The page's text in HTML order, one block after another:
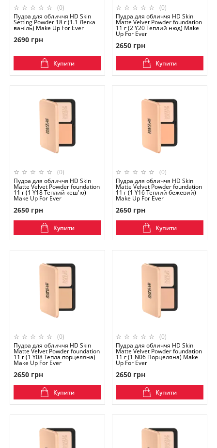
(0)
Пудра для обличчя HD Skin
Setting Powder 18 г (1.1 Легка
ваніль) Make Up For Ever
2690 грн
Купити
(0)
Пудра для обличчя HD Skin
Matte Velvet Powder foundation
11 г (2 Y20 Теплий нюд) Make
Up For Ever
2650 грн
Купити
(0)
Пудра для обличчя HD Skin
Matte Velvet Powder foundation
11 г (1 Y18 Теплий кеш'ю)
Make Up For Ever
2650 грн
Купити
(0)
Пудра для обличчя HD Skin
Matte Velvet Powder foundation
11 г (1 Y16 Теплий бежевий)
Make Up For Ever
2650 грн
Купити
(0)
Пудра для обличчя HD Skin
Matte Velvet Powder foundation
11 г (1 Y08 Тепла порцеляна)
Make Up For Ever
2650 грн
Купити
(0)
Пудра для обличчя HD Skin
Matte Velvet Powder foundation
11 г (1 N06 Порцеляна) Make
Up For Ever
2650 грн
Купити